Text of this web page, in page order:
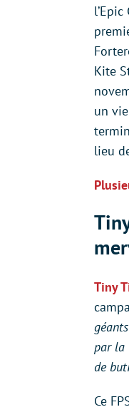
Kite
un
lieu
Tiny
par la
de
Ce